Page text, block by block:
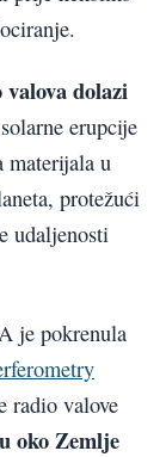
dolazi
erupcije
materijala u
protežući
udaljenosti
je pokrenula
radio valove
oko Zemlje